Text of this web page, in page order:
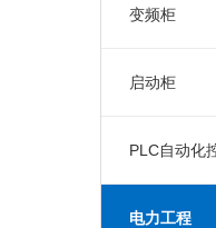
变频柜
启动柜
PLC自动化
电力工程